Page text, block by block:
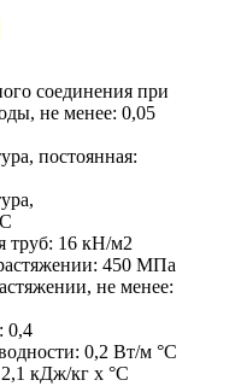
соединения при
не менее: 0,05
постоянная:
труб: 16 кН/м2
450 МПа
не менее:
0,4
0,2 Вт/м °С
2,1 кДж/кг х °С